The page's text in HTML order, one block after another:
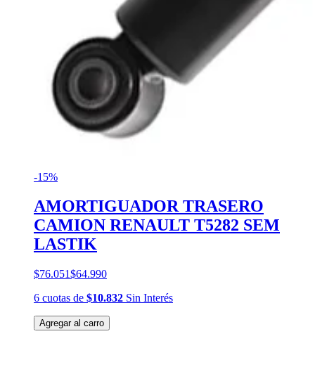
-15%
AMORTIGUADOR TRASERO
CAMION RENAULT T5282 SEM
LASTIK
$76.051$64.990
6 cuotas de $10.832 Sin Interés
Agregar al carro